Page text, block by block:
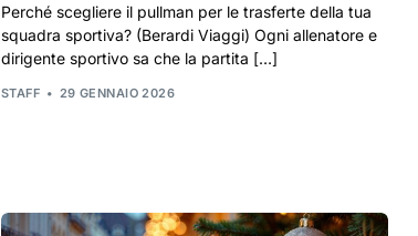
Perché scegliere il pullman per le trasferte della tua
squadra sportiva? (Berardi Viaggi) Ogni allenatore e
dirigente sportivo sa che la partita […]
STAFF 29 GENNAIO 2026